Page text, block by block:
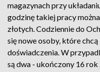
magazynach przy
godzinę takiej pracy
złotych. Codziennie do
się nowe osoby, które
doświadczenia. W
są dwa - ukończony 16